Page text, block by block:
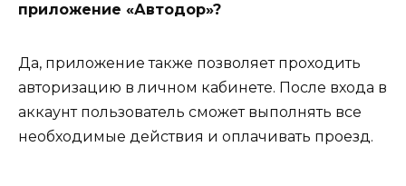
приложение «Автодор»?
Да, приложение также позволяет проходить
авторизацию в личном кабинете. После входа в
аккаунт пользователь сможет выполнять все
необходимые действия и оплачивать проезд.